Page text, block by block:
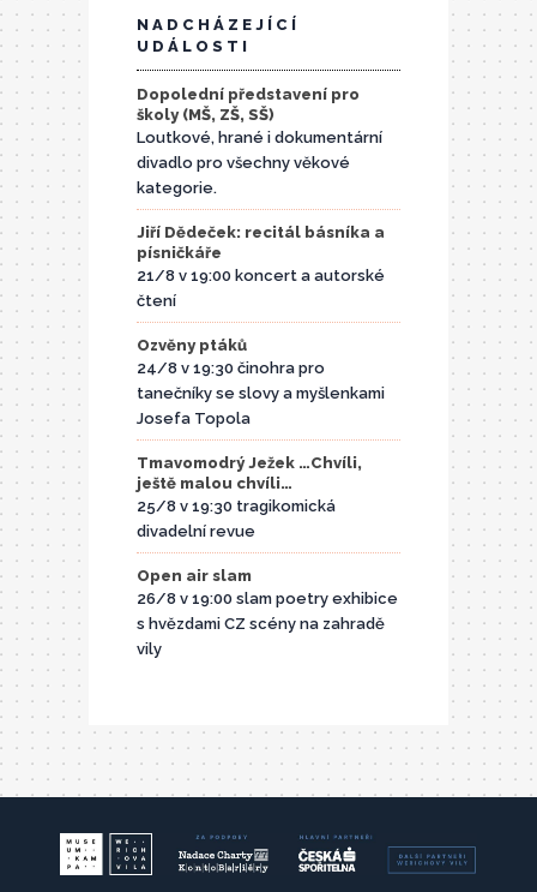
NADCHÁZEJÍCÍ
UDÁLOSTI
Dopolední představení pro
školy (MŠ, ZŠ, SŠ)
Loutkové, hrané i dokumentární
divadlo pro všechny věkové
kategorie.
Jiří Dědeček: recitál básníka a
písničkáře
21/8 v 19:00 koncert a autorské
čtení
Ozvěny ptáků
24/8 v 19:30 činohra pro
tanečníky se slovy a myšlenkami
Josefa Topola
Tmavomodrý Ježek …Chvíli,
ještě malou chvíli…
25/8 v 19:30 tragikomická
divadelní revue
Open air slam
26/8 v 19:00 slam poetry exhibice
s hvězdami CZ scény na zahradě
vily